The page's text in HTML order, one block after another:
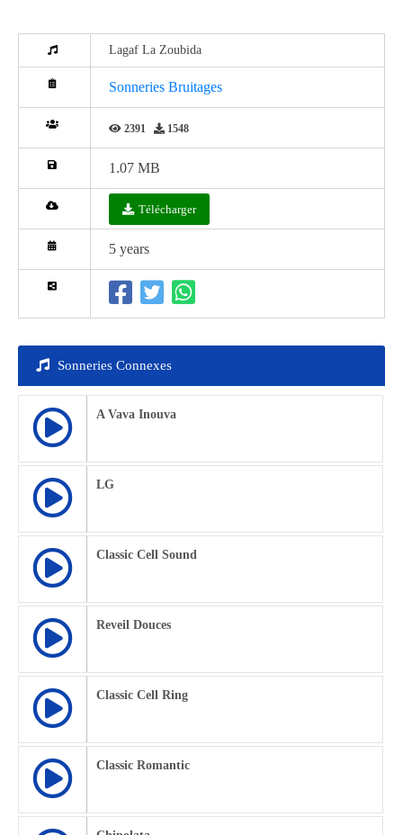
Lagaf La Zoubida
Sonneries Bruitages
2391 1548
1.07 MB
Télécharger
5 years
Sonneries Connexes
A Vava Inouva
LG
Classic Cell Sound
Reveil Douces
Classic Cell Ring
Classic Romantic